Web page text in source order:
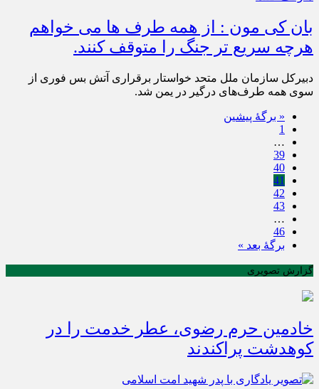
بان کی مون : از همه طرف ها می خواهم
هرچه سریع تر جنگ را متوقف کنند.
دبیرکل سازمان ملل متحد خواستار برقراری آتش بس فوری از
سوی همه طرف‌های درگیر در یمن شد.
« برگه‌ٔ پیشین
1
…
39
40
41
42
43
…
46
برگهٔ بعد »
گزارش تصویری
خادمین حرم رضوی، عطر خدمت را در
کوهدشت پراکندند